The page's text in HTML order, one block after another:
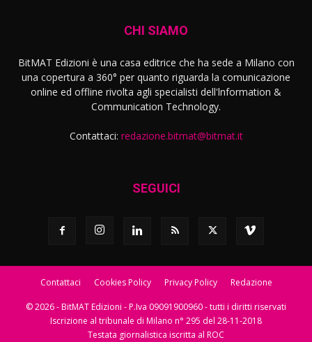
CHI SIAMO
BitMAT Edizioni è una casa editrice che ha sede a Milano con
una copertura a 360° per quanto riguarda la comunicazione
online ed offline rivolta agli specialisti dell'lnformation &
Communication Technology.
Contattaci: redazione.bitmat@bitmat.it
SEGUICI
Contattaci Cookies Policy Privacy Policy Redazione
© 2026 - BitMAT Edizioni - P.Iva 09091900960 - tutti i diritti riservati
Iscrizione al tribunale di Milano n° 295 del 28-11-2018
Testata giornalistica iscritta al ROC